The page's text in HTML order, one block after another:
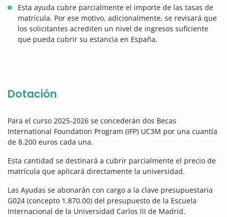
Esta ayuda cubre parcialmente el importe de las tasas de
matrícula. Por ese motivo, adicionalmente, se revisará que
los solicitantes acrediten un nivel de ingresos suficiente
que pueda cubrir su estancia en España.
Dotación
Para el curso 2025-2026 se concederán dos Becas
International Foundation Program (IFP) UC3M por una cuantía
de 8.200 euros cada una.
Esta cantidad se destinará a cubrir parcialmente el precio de
matrícula que aplicará directamente la universidad.
Las Ayudas se abonarán con cargo a la clave presupuestaria
G024 (concepto 1.870.00) del presupuesto de la Escuela
Internacional de la Universidad Carlos III de Madrid.